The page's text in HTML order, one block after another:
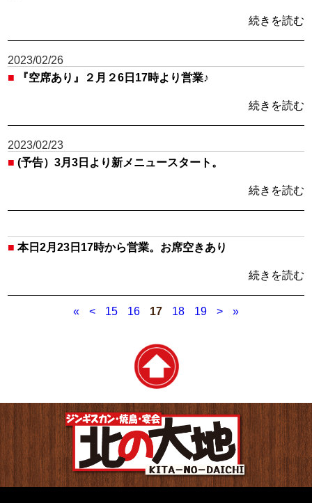
続きを読む
2023/02/26
■
『空席あり』２月２6日17時より営業♪
続きを読む
2023/02/23
■ (予告）3月3日より新メニュースタート。
続きを読む
■ 本日2月23日17時から営業。お席空きあり
続きを読む
« < 15 16 17 18 19 > »